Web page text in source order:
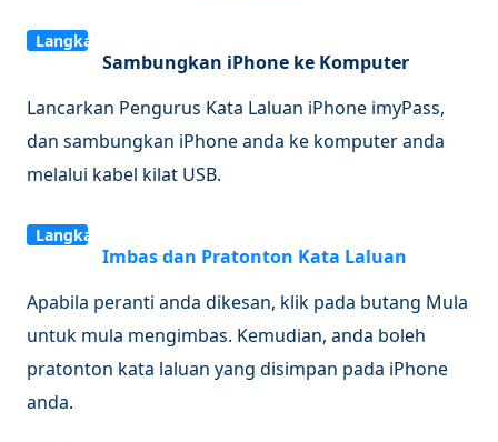
Langkah
Sambungkan iPhone ke Komputer
Lancarkan Pengurus Kata Laluan iPhone imyPass,
dan sambungkan iPhone anda ke komputer anda
melalui kabel kilat USB.
Langkah
Imbas dan Pratonton Kata Laluan
Apabila peranti anda dikesan, klik pada butang Mula
untuk mula mengimbas. Kemudian, anda boleh
pratonton kata laluan yang disimpan pada iPhone
anda.